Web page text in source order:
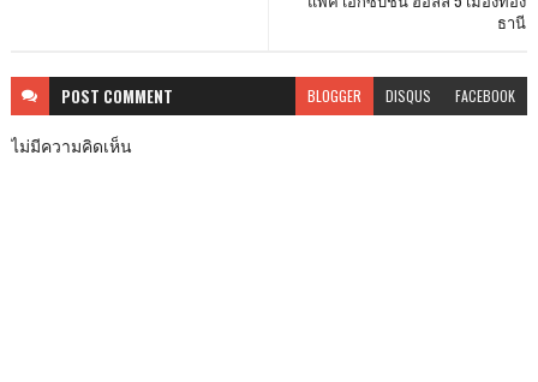
ธานี
POST COMMENT BLOGGER DISQUS FACEBOOK
ไม่มีความคิดเห็น